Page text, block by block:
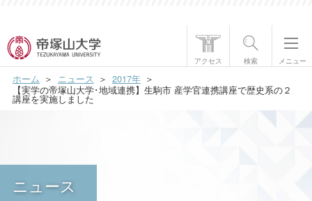
アクセス 検索 メニュー
帝塚山大学について
学部・大学院
研究・社会貢献
ホーム ニュース
2017年
【実学の帝塚山大学･地域連携】生駒市 産学官連携講座で歴史系の２
講座を実施しました
ニュース